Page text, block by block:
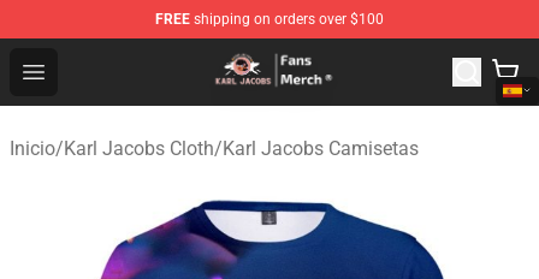
FREE shipping on orders over $100
Open menu
Karl Jacobs Store - Official Karl Jacobs Merchandise
Inicio/Karl Jacobs Cloth/Karl Jacobs Camisetas